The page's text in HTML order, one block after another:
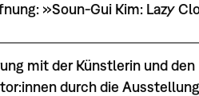
»Soun-Gui Kim: Lazy
mit der Künstlerin und den
durch die Ausstellung